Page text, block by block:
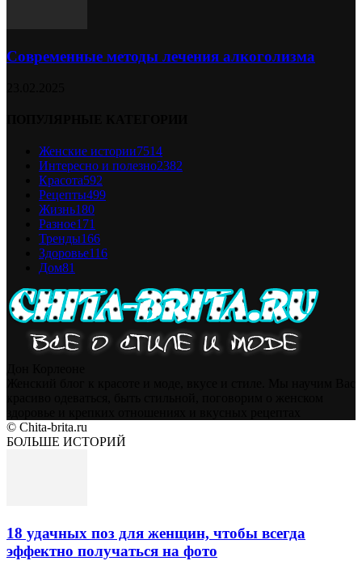
Современные методы лечения алкоголизма
Женские истории7514
Интересно и полезно2382
Красота592
Рецепты499
Жизнь180
Разное171
Тренды166
Здоровье116
Дом81
© Chita-brita.ru
БОЛЬШЕ ИСТОРИЙ
18 удачных поз для женщин, чтобы всегда
эффектно получаться на фото